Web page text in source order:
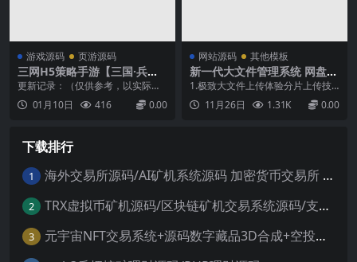
游戏源码 页游源码
三网H5策略手游【三国·兵临
天下合服内购AI假人版】最新
整理Win系服务端+管理后台+
GM后台+简易安卓客户端+详
更新记录：（仅供参考，以实际为
准）1、新增玩家管理后台，可以控
制管理后台切换和功能2、修复陪玩
01月10日 416 0.00
网站源码 其他模板
新一代大文件管理系统 网盘系
统源码
1.极致大文件上传体验分片上传技
术–默认2MB分片：大文件自动切
分，上传更稳定–智能哈希计算：小
度：上传进度实时保存...
11月26日 1.31K 0.00
下载排行
1 海外交易所源码/AI矿机系统源码 加密货币交易所 智能交易所源码
2 TRX虚拟币矿机源码/区块链矿机交易系统源码/支持 4国语言+usdt充值+搭建视频教程
3 元宇宙NFT交易系统+源码数字藏品3D合成+空投盲盒玩法抽集卡